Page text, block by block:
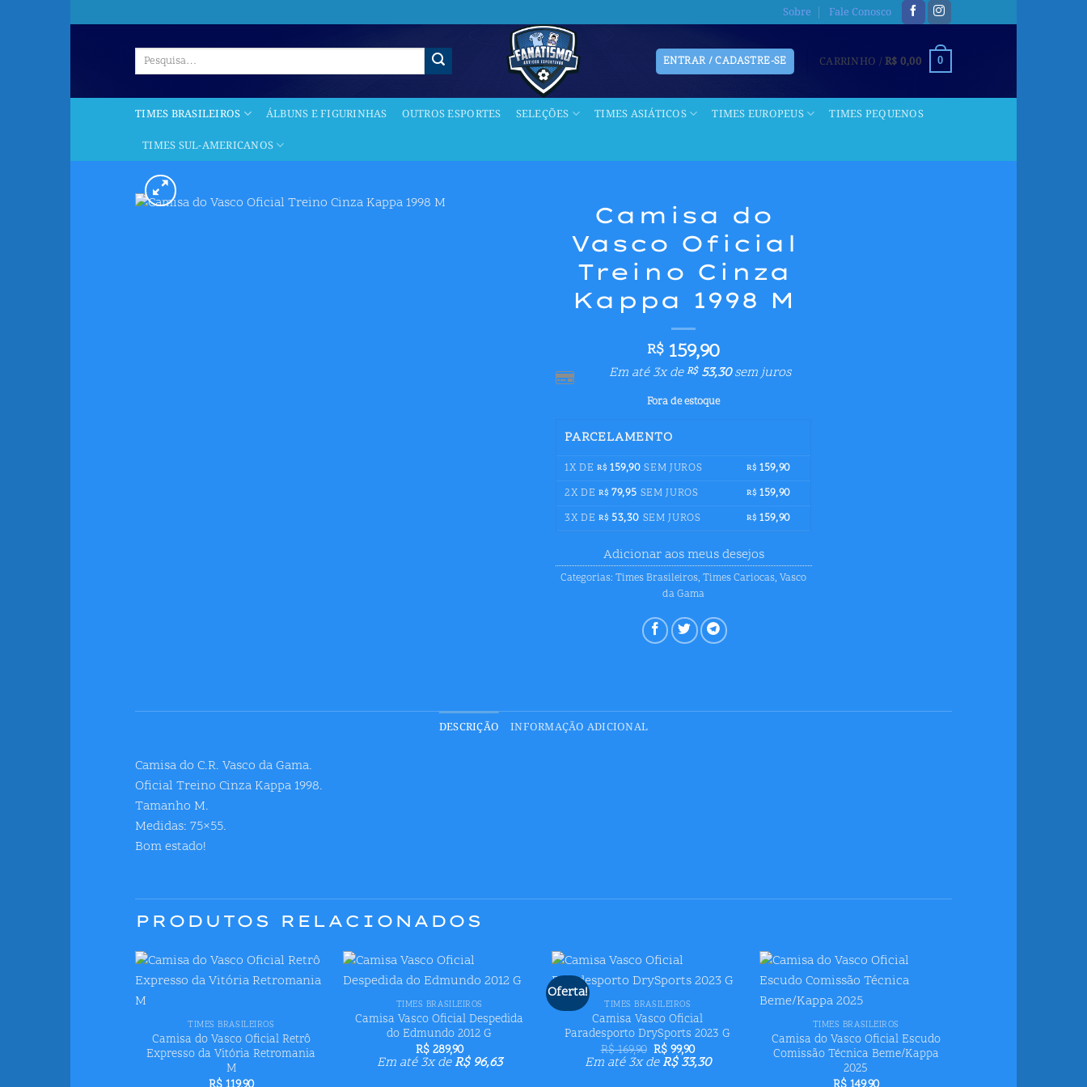
to
Sobre Fale Conosco
Pesquisar
ENTRAR / CADASTRE-SE CARRINHO /R$ 0,00 0
TIMES BRASILEIROS ÁLBUNS E FIGURINHAS OUTROS ESPORTES SELEÇÕES TIMES ASIÁTICOS TIMES EUROPEUS
TIMES PEQUENOS
TIMES SUL-AMERICANOS
Camisa do
Vasco Oficial
Treino Cinza
Kappa 1998 M
R$ 159,90
Em até 3x deR$53,30sem juros
Fora de estoque
PARCELAMENTO
1X DE R$ 159,90 SEM JUROS R$ 159,90
2X DE R$ 79,95 SEM JUROS R$ 159,90
3X DE R$ 53,30 SEM JUROS R$ 159,90
Adicionar aos meus desejos
Categorias:Times Brasileiros,Times Cariocas,Vasco
da Gama
DESCRIÇÃO INFORMAÇÃO ADICIONAL
Camisa do C.R. Vasco da Gama.
Oficial Treino Cinza Kappa 1998.
Tamanho M.
Medidas: 75×55.
Bom estado!
PRODUTOS RELACIONADOS
TIMES BRASILEIROS
Camisa do Vasco Oficial Retrô
Expresso da Vitória Retromania
M
desejos
TIMES BRASILEIROS
Camisa Vasco Oficial Despedida
do Edmundo 2012 G
R$289,90
Em até 3x deR$96,63
Oferta!
desejos
+
TIMES BRASILEIROS
Camisa Vasco Oficial
Paradesporto DrySports 2023 G
R$169,90 O
preço
original
R$99,90O
preço
atual
Em até 3x deR$33,30
TIMES BRASILEIROS
Camisa do Vasco Oficial Escudo
Comissão Técnica Beme/Kappa
2025